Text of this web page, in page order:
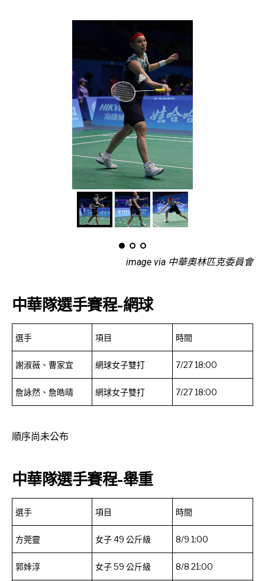
image via 中華奧林匹克委員會
中華隊選手賽程-網球
選手 項目 時間
謝淑薇、曹家宜 網球女子雙打 7/27 18:00
詹詠然、詹皓晴 網球女子雙打 7/27 18:00
順序尚未公布
中華隊選手賽程-舉重
選手 項目 時間
方莞靈 女子 49 公斤級 8/9 1:00
郭婞淳 女子 59 公斤級 8/8 21:00